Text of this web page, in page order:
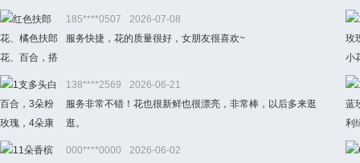
185****0507
2026-07-08
服务快捷，花的质量很好，女朋友很喜欢~
138****2569
2026-06-21
服务非常不错！花也很新鲜也很漂亮，非常棒，以后多来逛
逛。
000****0000
2026-06-02